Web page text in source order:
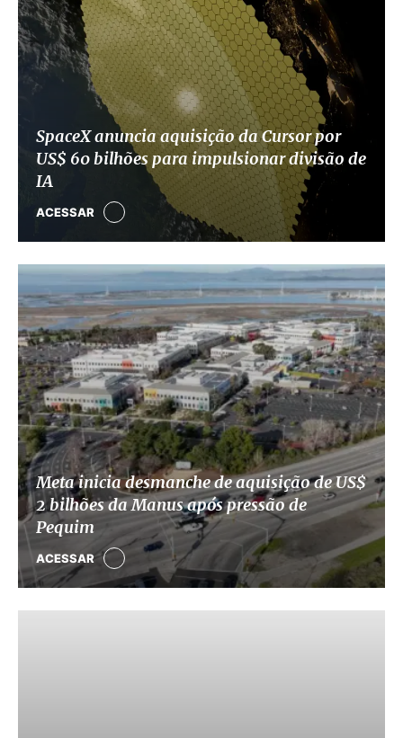
SpaceX anuncia aquisição da Cursor por
US$ 60 bilhões para impulsionar divisão de
IA
ACESSAR
Meta inicia desmanche de aquisição de US$
2 bilhões da Manus após pressão de
Pequim
ACESSAR